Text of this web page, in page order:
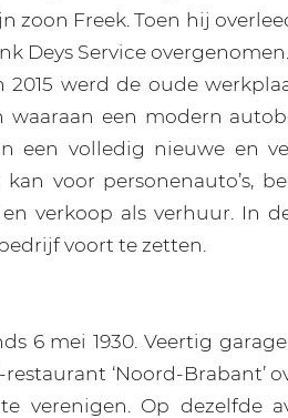
zoon Freek. Toen hij
Deys Service
2015 werd de oude
waaraan een modern
een volledig nieuwe en
voor personenauto’s,
verkoop als verhuur. In
voort te zetten.
6 mei 1930. Veertig
‘Noord-Brabant’
verenigen. Op dezelfde